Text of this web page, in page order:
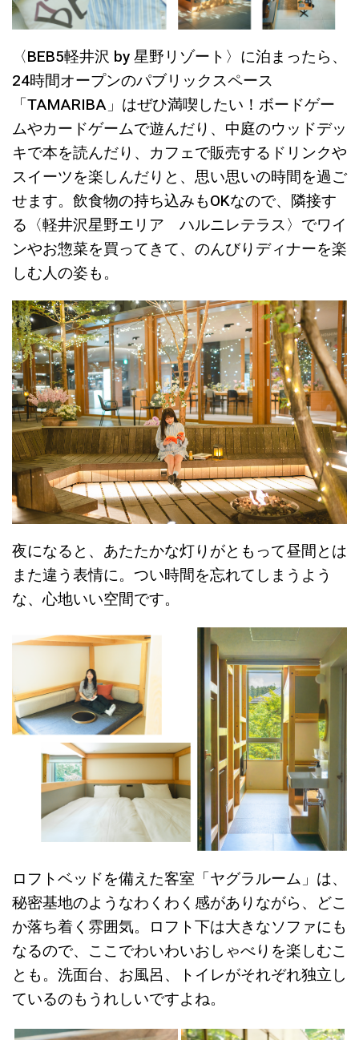
〈BEB5軽井沢 by 星野リゾート〉に泊まったら、
24時間オープンのパブリックスペース
「TAMARIBA」はぜひ満喫したい！ボードゲー
ムやカードゲームで遊んだり、中庭のウッドデッ
キで本を読んだり、カフェで販売するドリンクや
スイーツを楽しんだりと、思い思いの時間を過ご
せます。飲食物の持ち込みもOKなので、隣接す
る〈軽井沢星野エリア ハルニレテラス〉でワイ
ンやお惣菜を買ってきて、のんびりディナーを楽
しむ人の姿も。
夜になると、あたたかな灯りがともって昼間とは
また違う表情に。つい時間を忘れてしまうよう
な、心地いい空間です。
ロフトベッドを備えた客室「ヤグラルーム」は、
秘密基地のようなわくわく感がありながら、どこ
か落ち着く雰囲気。ロフト下は大きなソファにも
なるので、ここでわいわいおしゃべりを楽しむこ
とも。洗面台、お風呂、トイレがそれぞれ独立し
ているのもうれしいですよね。